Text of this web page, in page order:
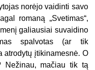
norėjo vaidinti savo
romaną „Svetimas“,
galiausiai suvaidino
spalvotas (ar tik
atrodytų įtikinamesnė. O
Nežinau, mačiau tik tą